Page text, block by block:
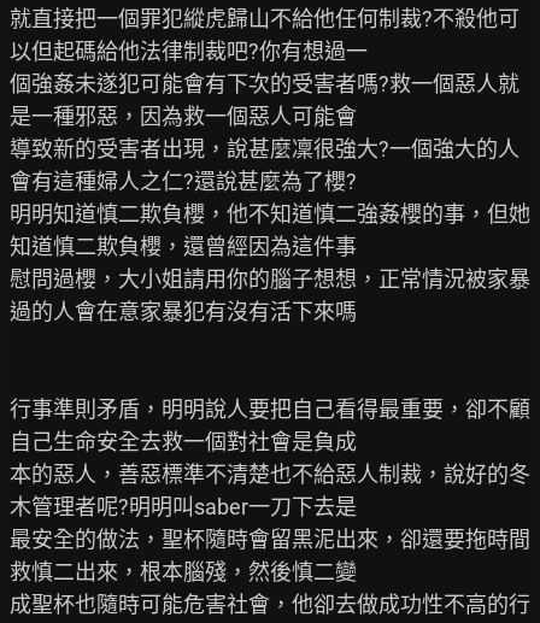
就直接把一個罪犯縱虎歸山不給他任何制裁?不殺他可
以但起碼給他法律制裁吧?你有想過一
個強姦未遂犯可能會有下次的受害者嗎?救一個惡人就
是一種邪惡，因為救一個惡人可能會
導致新的受害者出現，說甚麼凜很強大?一個強大的人
會有這種婦人之仁?還說甚麼為了櫻?
明明知道慎二欺負櫻，他不知道慎二強姦櫻的事，但她
知道慎二欺負櫻，還曾經因為這件事
慰問過櫻，大小姐請用你的腦子想想，正常情況被家暴
過的人會在意家暴犯有沒有活下來嗎
行事準則矛盾，明明說人要把自己看得最重要，卻不顧
自己生命安全去救一個對社會是負成
本的惡人，善惡標準不清楚也不給惡人制裁，說好的冬
木管理者呢?明明叫saber一刀下去是
最安全的做法，聖杯隨時會留黑泥出來，卻還要拖時間
救慎二出來，根本腦殘，然後慎二變
成聖杯也隨時可能危害社會，他卻去做成功性不高的行